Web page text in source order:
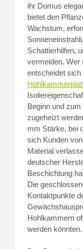
ihr Domus
bietet den
Wachstum,
Schattierhilfen,
vermeiden. Wer
entscheidet sich
Beginn und
zugeheizt
mm Stärke, bei
sich Kunden
Material
deutscher
Beschichtung
Die
Kontaktpunkte
Hohlkammern
werden könnten.